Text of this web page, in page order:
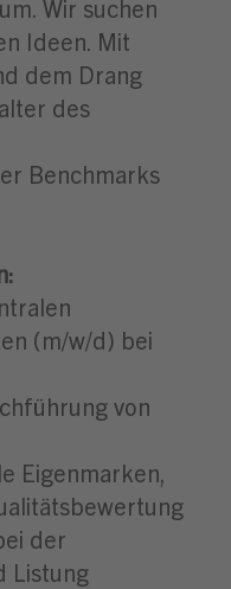
Wir suchen
Ideen. Mit
dem Drang
des
Benchmarks
(m/w/d) bei
von
Eigenmarken,
der
Listung